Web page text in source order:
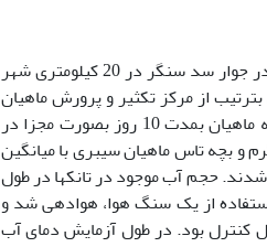
محل اجرای این تحقیق در انستیتو تحقیقات بین المللی ماهیان خاویاری دکتر دادمان واقع در جوار سد سنگر در 20 کیلومتری شهر
ماهی سیبری بترتیب از مرکز تکثیر و پرورش ماهیان
خاویاری شهید مرجانی و مرکز تکثیر و پرورش ماهیان خاویاری شهید بهشتی تهیه شد. بچه ماهیان بمدت 10 روز بصورت مجزا در
ذخیره 2 تنی نگهداری، سپس بچه­فیل ماهیان پرورشی با میانگین وزنی­91/0 ± 45 گرم و بچه تاس ماهیان سیبری با میانگین
بین 18 تانک فایبرگلاس مدور 500 لیتری توزیع شدند. حجم آب موجود در تانک­ها در طول
بود. هر تانک با استفاده از یک سنگ هوا، هوادهی شد و
کنترل بود. در طول آزمایش دمای آب